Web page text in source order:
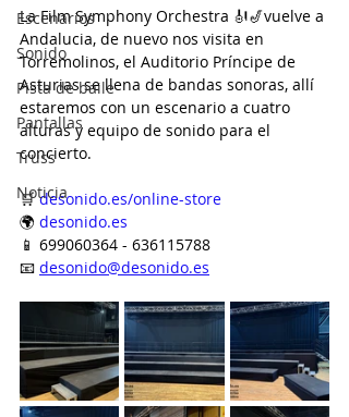
Escenarios
Sonido
Pista de baile
Pantallas
Truss
Noticia
La Film Symphony Orchestra 🎻🎷vuelve a
Andalucia, de nuevo nos visita en
Torremolinos, el Auditorio Príncipe de
Asturias se llena de bandas sonoras, allí
estaremos con un escenario a cuatro
alturas y equipo de sonido para el
concierto.
🛒 desonido.es/online-store
🌍 desonido.es
📱 699060364 - 636115788
📧 desonido@desonido.es